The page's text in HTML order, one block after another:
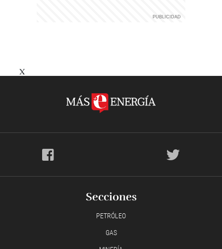
X
Secciones
PETRÓLEO
GAS